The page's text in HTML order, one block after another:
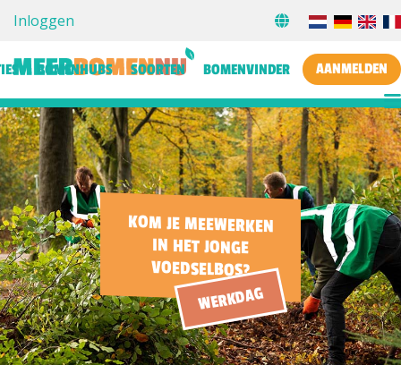
Inloggen
BOMENHUBS SOORTEN BOMENVINDER AANMELDEN
KOM JE MEEWERKEN
IN HET JONGE
VOEDSELBOS?
WERKDAG